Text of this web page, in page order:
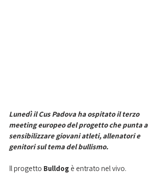
Lunedì il Cus Padova ha ospitato il terzo
meeting europeo del progetto che punta a
sensibilizzare giovani atleti, allenatori e
genitori sul tema del bullismo.
Il progetto Bulldog è entrato nel vivo.